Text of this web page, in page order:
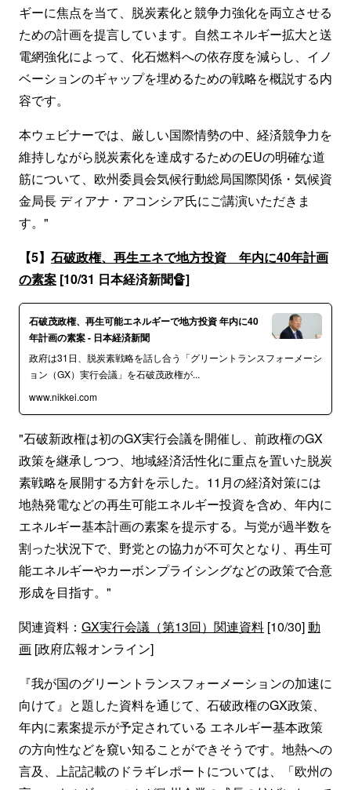
ギーに焦点を当て、脱炭素化と競争力強化を両立させる
ための計画を提言しています。自然エネルギー拡大と送
電網強化によって、化石燃料への依存度を減らし、イノ
ベーションのギャップを埋めるための戦略を概説する内
容です。
本ウェビナーでは、厳しい国際情勢の中、経済競争力を
維持しながら脱炭素化を達成するためのEUの明確な道
筋について、欧州委員会気候行動総局国際関係・気候資
金局長 ディアナ・アコンシア氏にご講演いただきま
す。"
【5】 石破政権、再生エネで地方投資 年内に40年計画
の素案 [10/31 日本経済新聞🔏]
石破茂政権、再生可能エネルギーで地方投資 年内に40
年計画の素案 - 日本経済新聞
政府は31日、脱炭素戦略を話し合う「グリーントランスフォーメーシ
ョン（GX）実行会議」を石破茂政権が...
www.nikkei.com
"石破新政権は初のGX実行会議を開催し、前政権のGX
政策を継承しつつ、地域経済活性化に重点を置いた脱炭
素戦略を展開する方針を示した。11月の経済対策には
地熱発電などの再生可能エネルギー投資を含め、年内に
エネルギー基本計画の素案を提示する。与党が過半数を
割った状況下で、野党との協力が不可欠となり、再生可
能エネルギーやカーボンプライシングなどの政策で合意
形成を目指す。"
関連資料： GX実行会議（第13回）関連資料 [10/30]動
画 [政府広報オンライン]
『我が国のグリーントランスフォーメーションの加速に
向けて』と題した資料を通じて、石破政権のGX政策、
年内に素案提示が予定されている エネルギー基本政策
の方向性などを窺い知ることができそうです。地熱への
言及、上記記載のドラギレポートについては、「欧州の